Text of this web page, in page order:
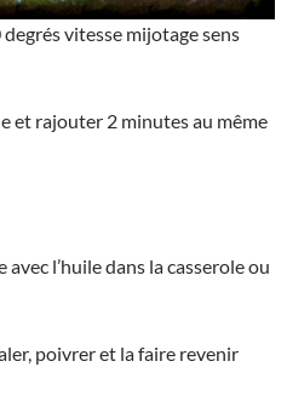
vitesse mijotage sens
et rajouter 2 minutes au même
l’huile dans la casserole ou
poivrer et la faire revenir